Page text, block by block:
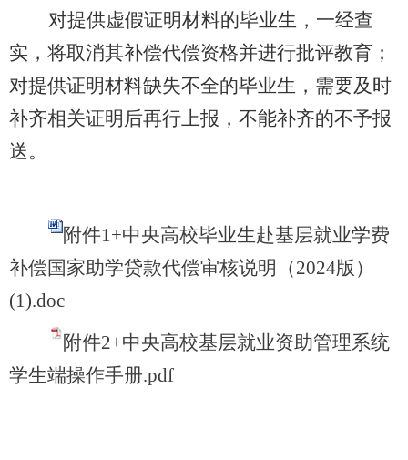
对提供虚假证明材料的毕业生，一经查
实，将取消其补偿代偿资格并进行批评教育；
对提供证明材料缺失不全的毕业生，需要及时
补齐相关证明后再行上报，不能补齐的不予报
送。
附件1+中央高校毕业生赴基层就业学费
补偿国家助学贷款代偿审核说明（2024版）
(1).doc
附件2+中央高校基层就业资助管理系统
学生端操作手册.pdf